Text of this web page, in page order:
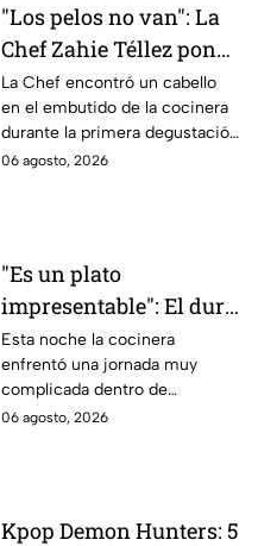
"Los pelos no van": La
Chef Zahie Téllez pone
en evidencia a Carmen
en la gala de mandiles
negros de MasterChef
24/7
La Chef encontró un cabello
en el embutido de la cocinera
durante la primera degustación
de la noche
06 agosto, 2026
"Es un plato
impresentable": El duro
regaño que hizo llorar a
Michelle dentro de
MasterChef 24/7
Esta noche la cocinera
enfrentó una jornada muy
complicada dentro de
MasterChef 24/7.
06 agosto, 2026
Kpop Demon Hunters: 5